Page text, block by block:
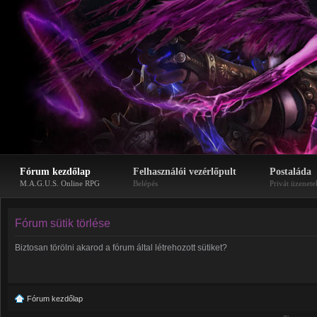
Fórum kezdőlap
M.A.G.U.S. Online RPG
Felhasználói vezérlőpult
Belépés
Postaláda
Privát
Fórum sütik törlése
Biztosan törölni akarod a fórum által létrehozott sütiket?
Fórum kezdőlap